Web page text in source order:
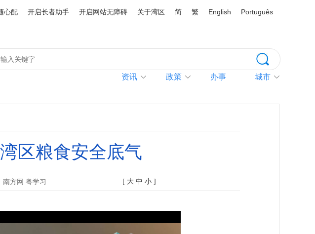
心配 开启长者助手 开启网站无障碍 关于湾区 简 繁 English Português
资讯 政策 办事 城市
区粮食安全底气
南方网 粤学习 [ 大 中 小 ]